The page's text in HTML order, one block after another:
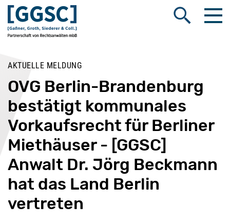
Suche öffnen
AKTUELLE MELDUNG
OVG Berlin-Brandenburg
bestätigt kommunales
Vorkaufsrecht für Berliner
Miethäuser - [GGSC]
Anwalt Dr. Jörg Beckmann
hat das Land Berlin
vertreten